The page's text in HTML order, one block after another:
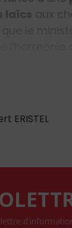
laïcs aux
ERISTEL
lettre